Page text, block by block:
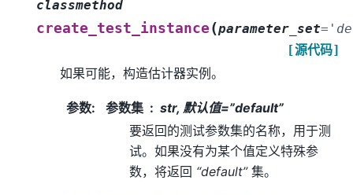
classmethod
create_test_instance (parameter_set=
[源代码]
如果可能，构造估计器实例。
参数: 参数集
str, 默认值=”default”
要返回的测试参数集的名称，用于测
试。如果没有为某个值定义特殊参
数，将返回 “default”集。